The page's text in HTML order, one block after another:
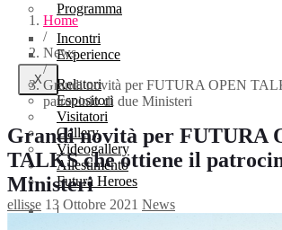
X
Programma
Incontri
Experience
Relatori
Espositori
Visitatori
Gallery
Videogallery
Allestimento
Futura Heroes
|
Home
/
News
/
Grandi novità per FUTURA OPEN
patrocinio di due Ministeri
Grandi novità per FUTURA
TALKS che ottiene il
Ministeri
ellisse 13 Ottobre 2021 News